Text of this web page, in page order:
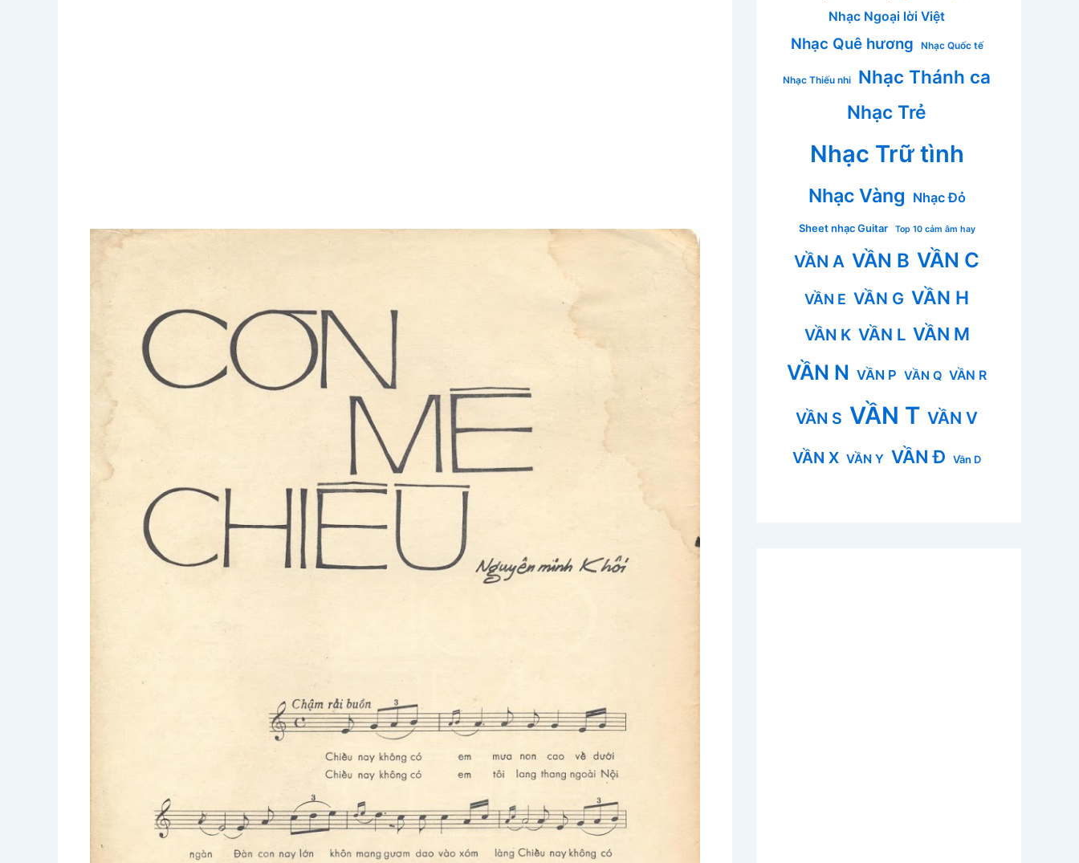
Nhạc Ngoại lời Việt
Nhạc Quê hương Nhạc Quốc tế
Nhạc Thiếu nhi Nhạc Thánh ca
Nhạc Trẻ
Nhạc Trữ tình
Nhạc Vàng Nhạc Đỏ
Sheet nhạc Guitar Top 10 cảm âm hay
VẦN A VẦN B VẦN C
VẦN E VẦN G VẦN H
VẦN K VẦN L VẦN M
VẦN N VẦN P VẦN Q VẦN R
VẦN S VẦN T VẦN V
VẦN X VẦN Y VẦN Đ Vần D